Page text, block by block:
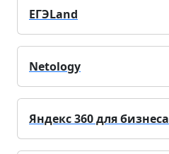
ЕГЭLand
Netology
Яндекс 360 для бизнеса